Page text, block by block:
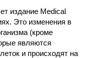
издание Medical
Это изменения в
(кроме
являются
и происходят на